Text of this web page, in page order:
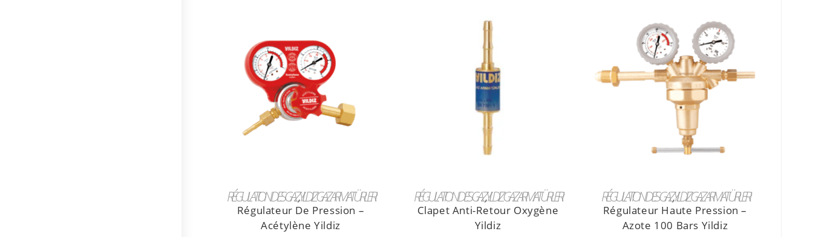
RÉGULATION DES GAZ,YILDIZ GAZ ARMATÜRLERI
Régulateur De Pression –
Acétylène Yildiz
RÉGULATION DES GAZ,YILDIZ GAZ ARMATÜRLERI
Clapet Anti-Retour Oxygène
Yildiz
RÉGULATION DES GAZ,YILDIZ GAZ ARMATÜRLERI
Régulateur Haute Pression –
Azote 100 Bars Yildiz